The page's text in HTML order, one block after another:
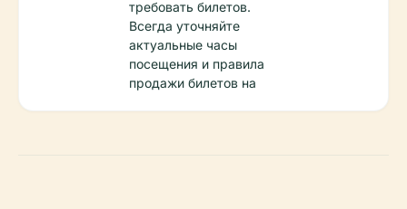
требовать билетов.
Всегда уточняйте
актуальные часы
посещения и правила
продажи билетов на